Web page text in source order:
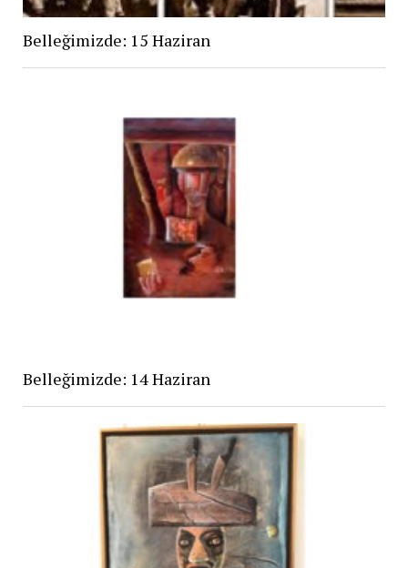
Belleğimizde: 15 Haziran
Belleğimizde: 14 Haziran